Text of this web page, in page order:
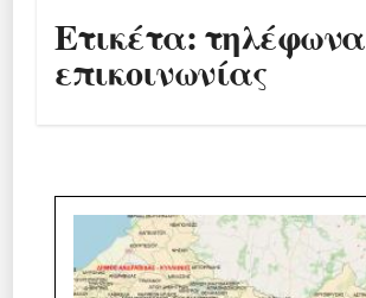
Ετικέτα:τηλέφωνα
επικοινωνίας